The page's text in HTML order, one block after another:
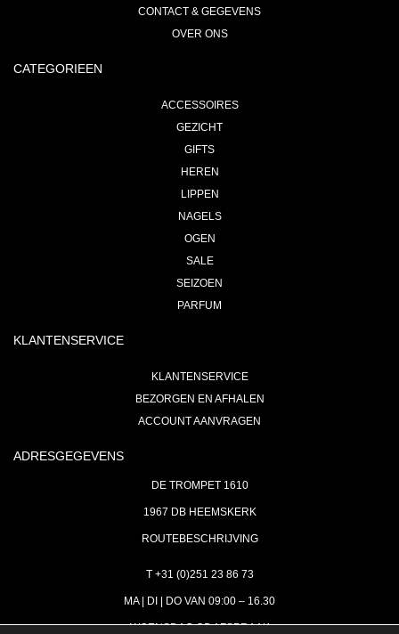
CONTACT & GEGEVENS
OVER ONS
CATEGORIEEN
ACCESSOIRES
GEZICHT
GIFTS
HEREN
LIPPEN
NAGELS
OGEN
SALE
SEIZOEN
PARFUM
KLANTENSERVICE
KLANTENSERVICE
BEZORGEN EN AFHALEN
ACCOUNT AANVRAGEN
ADRESGEGEVENS
DE TROMPET 1610
1967 DB HEEMSKERK
ROUTEBESCHRIJVING
T +31 (0)251 23 86 73
MA | DI | DO VAN 09:00 – 16.30
WOENSDAG OP AFSPRAAK